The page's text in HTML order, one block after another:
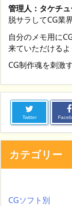
管理人：タケチ
脱サラしてCG業
自分のメモ用に
来ていただけるよ
CG制作魂を刺激
Twitter
カテゴリー
CGソフト別